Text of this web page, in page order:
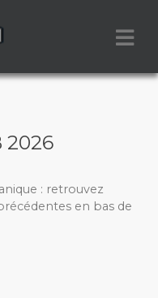
2026
: retrouvez
en bas de